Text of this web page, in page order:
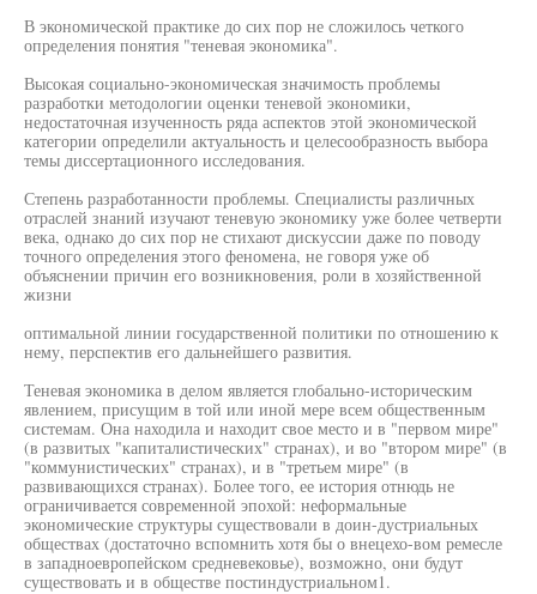
В экономической практике до сих пор не сложилось четкого
определения понятия "теневая экономика".
Высокая социально-экономическая значимость проблемы
разработки методологии оценки теневой экономики,
недостаточная изученность ряда аспектов этой экономической
категории определили актуальность и целесообразность выбора
темы диссертационного исследования.
Степень разработанности проблемы. Специалисты различных
отраслей знаний изучают теневую экономику уже более четверти
века, однако до сих пор не стихают дискуссии даже по поводу
точного определения этого феномена, не говоря уже об
объяснении причин его возникновения, роли в хозяйственной
жизни
оптимальной линии государственной политики по отношению к
нему, перспектив его дальнейшего развития.
Теневая экономика в делом является глобально-историческим
явлением, присущим в той или иной мере всем общественным
системам. Она находила и находит свое место и в "первом мире"
(в развитых "капиталистических" странах), и во "втором мире" (в
"коммунистических" странах), и в "третьем мире" (в
развивающихся странах). Более того, ее история отнюдь не
ограничивается современной эпохой: неформальные
экономические структуры существовали в доин-дустриальных
обществах (достаточно вспомнить хотя бы о внецехо-вом ремесле
в западноевропейском средневековье), возможно, они будут
существовать и в обществе постиндустриальном1.